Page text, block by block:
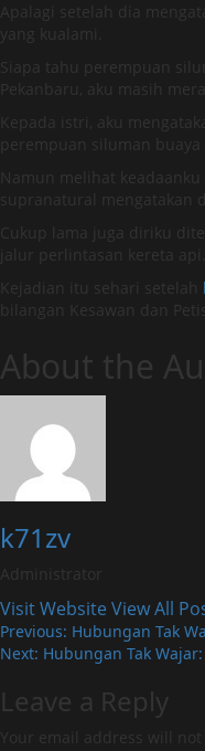
Apalagi setelah dia
yang kualami.
Siapa tahu perempuan
Pekanbaru, aku masih
Kepada istri, aku
perempuan siluman
Namun melihat
supranatural mengatakan
Cukup lama juga diriku
jalur perlintasan kereta api.
Kejadian itu sehari setelah
bilangan Kesawan dan
About the
k71zv
Administrator
Visit Website View All
Post
navigation
Previous: Hubungan Tak
Next: Hubungan Tak
Leave a Reply
Your email address will not